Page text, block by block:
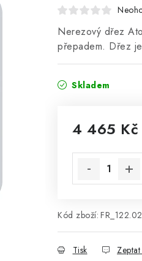
Nerezový dřez
přepadem. Dřez
Skladem
4 465 Kč
Kód zboží:
Tisk